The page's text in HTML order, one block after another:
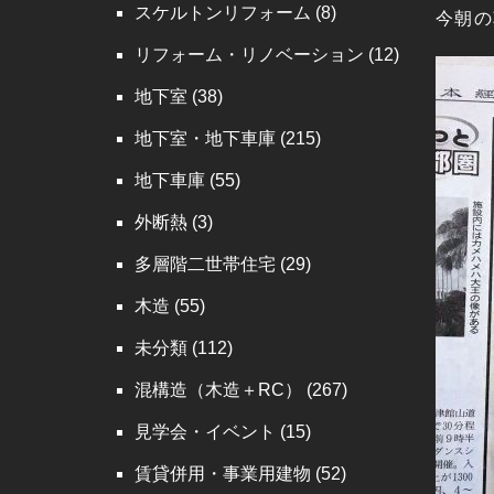
今朝
スケルトンリフォーム (8)
リフォーム・リノベーション (12)
地下室 (38)
地下室・地下車庫 (215)
地下車庫 (55)
外断熱 (3)
多層階二世帯住宅 (29)
木造 (55)
未分類 (112)
混構造（木造＋RC） (267)
見学会・イベント (15)
賃貸併用・事業用建物 (52)